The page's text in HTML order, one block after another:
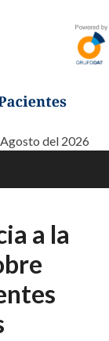
del 2026
a la